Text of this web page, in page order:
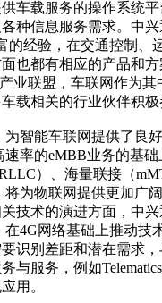
车载服务的操作系统
种信息服务需求。中
的经验，在交通控制、
也都有相应的产品和
业联盟，车联网作为其
载相关的行业伙伴积极
智能车联网提供了良好
速率的eMBB业务的基
）、海量联接（
将为物联网提供更加广
技术的演进方面，中
4G网络基础上推动技
识别差距和潜在需求
与服务，例如
用。